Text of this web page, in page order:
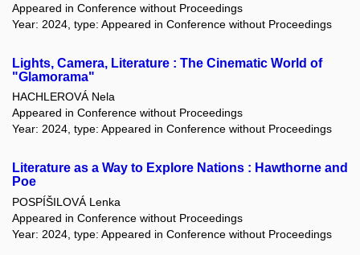
Appeared in Conference without Proceedings
Year: 2024, type: Appeared in Conference without Proceedings
Lights, Camera, Literature : The Cinematic World of
"Glamorama"
HACHLEROVÁ Nela
Appeared in Conference without Proceedings
Year: 2024, type: Appeared in Conference without Proceedings
Literature as a Way to Explore Nations : Hawthorne and
Poe
POSPÍŠILOVÁ Lenka
Appeared in Conference without Proceedings
Year: 2024, type: Appeared in Conference without Proceedings